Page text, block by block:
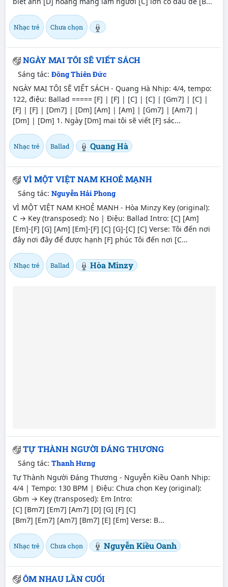
Nhạc trẻ Chưa chọn
NGÀY MAI TÔI SẼ VIẾT SÁCH
Sáng tác: Đông Thiên Đức
NGÀY MAI TÔI SẼ VIẾT SÁCH - Quang Hà Nhịp: 4/4, tempo:
122, điệu: Ballad ===== [F] | [F] | [C] | [C] | [Gm7] | [C] |
[F] | [F] | [Dm7] | [Dm] [Am] | [Am] | [Gm7] | [Am7] |
[Dm] | [Dm] 1. Ngày [Dm] mai tôi sẽ viết [F] sác...
Nhạc trẻ Ballad Quang Hà
VÌ MỘT VIỆT NAM KHOẺ MẠNH
Sáng tác: Nguyễn Hải Phong
VÌ MỘT VIỆT NAM KHOẺ MẠNH - Hòa Minzy Key (original):
C → Key (transposed): No | Điệu: Ballad Intro: [C] [Am]
[Em]-[F] [G] [Am] [Em]-[F] [C] [G]-[C] [C] Verse: Tôi đến nơi
đây nơi đây để được hạnh [F] phúc Tôi đến nơi [C...
Nhạc trẻ Ballad Hòa Minzy
TỰ THÀNH NGƯỜI ĐÁNG THƯƠNG
Sáng tác: Thanh Hưng
Tự Thành Người Đáng Thương - Nguyễn Kiều Oanh Nhịp:
4/4 | Tempo: 130 BPM | Điệu: Chưa chọn Key (original):
Gbm → Key (transposed): Em Intro:
[C] [Bm7] [Em7] [Am7] [D] [G] [F] [C]
[Bm7] [Em7] [Am7] [Bm7] [E] [Em] Verse: B...
Nhạc trẻ Chưa chọn Nguyễn Kiều Oanh
ÔM NHAU LẦN CUỐI